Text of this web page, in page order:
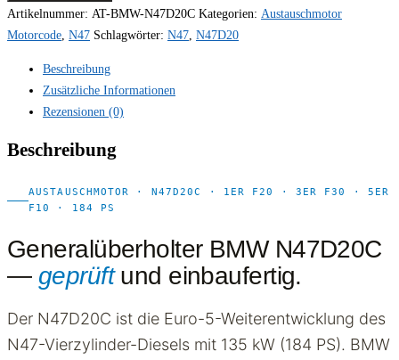
Artikelnummer: AT-BMW-N47D20C Kategorien: Austauschmotor
Motorcode N47 Schlagwörter: N47 N47D20
Beschreibung
Zusätzliche Informationen
Rezensionen (0)
Beschreibung
AUSTAUSCHMOTOR · N47D20C · 1ER F20 · 3ER F30 · 5ER
F10 · 184 PS
Generalüberholter BMW N47D20C
— geprüftund einbaufertig.
Der N47D20C ist die Euro-5-Weiterentwicklung des
N47-Vierzylinder-Diesels mit 135 kW (184 PS). BMW